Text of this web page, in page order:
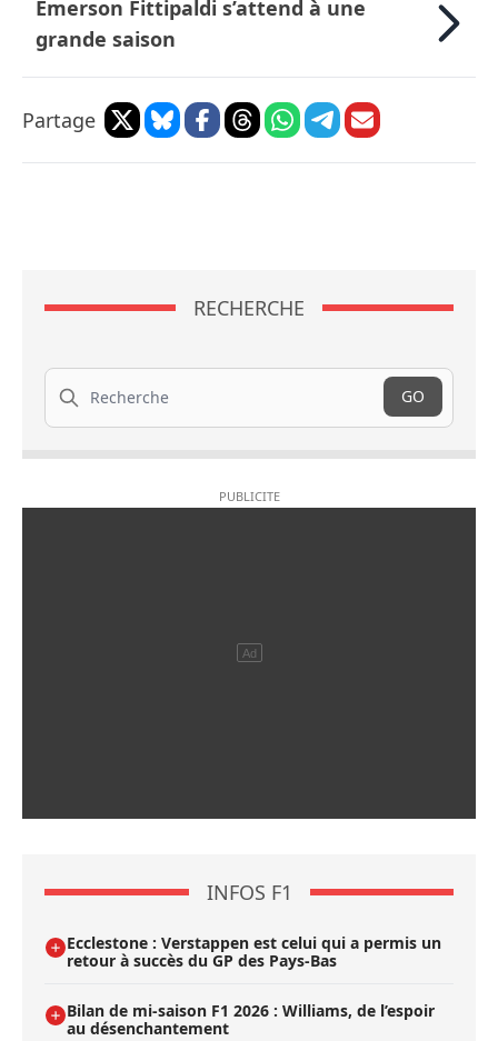
Emerson Fittipaldi s’attend à une
grande saison
Partage
RECHERCHE
Recherche
GO
INFOS F1
Ecclestone : Verstappen est celui qui a permis un
retour à succès du GP des Pays-Bas
Bilan de mi-saison F1 2026 : Williams, de l’espoir
au désenchantement